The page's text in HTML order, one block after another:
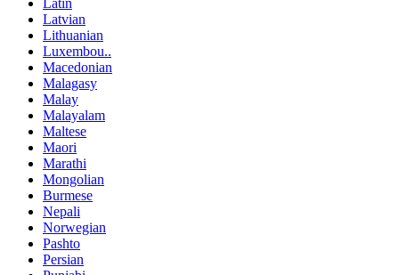
Latin
Latvian
Lithuanian
Luxembou..
Macedonian
Malagasy
Malay
Malayalam
Maltese
Maori
Marathi
Mongolian
Burmese
Nepali
Norwegian
Pashto
Persian